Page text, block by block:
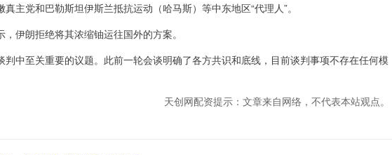
主党和巴勒斯坦伊斯兰抵抗运动（哈马斯）等中东地区“代理人”。
伊朗拒绝将其浓缩铀运往国外的方案。
中至关重要的议题。此前一轮会谈明确了各方共识和底线，目前谈判事项不存在任何模
天创网配资提示：文章来自网络，不代表本站观点。